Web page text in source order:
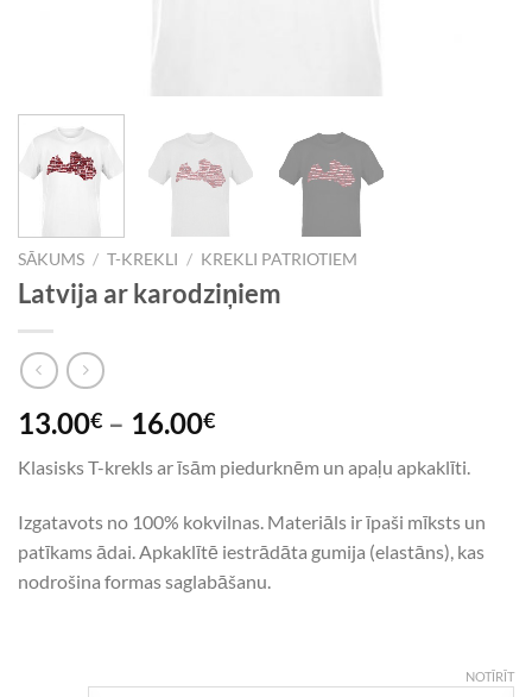
SĀKUMS / T-KREKLI / KREKLI PATRIOTIEM
Latvija ar karodziņiem
13.00€ – 16.00€
Klasisks T-krekls ar īsām piedurknēm un apaļu apkaklīti.
Izgatavots no 100% kokvilnas. Materiāls ir īpaši mīksts un
patīkams ādai. Apkaklītē iestrādāta gumija (elastāns), kas
nodrošina formas saglabāšanu.
NOTĪRĪT